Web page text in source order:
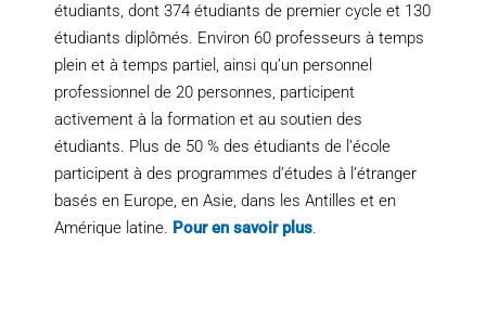
étudiants, dont 374 étudiants de premier cycle et 130
étudiants diplômés. Environ 60 professeurs à temps
plein et à temps partiel, ainsi qu’un personnel
professionnel de 20 personnes, participent
activement à la formation et au soutien des
étudiants. Plus de 50 % des étudiants de l’école
participent à des programmes d’études à l’étranger
basés en Europe, en Asie, dans les Antilles et en
Amérique latine. Pour en savoir plus.